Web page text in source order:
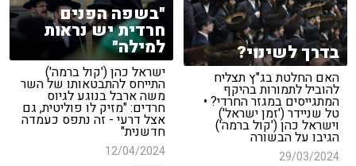
"בשפה הפנים
חרדית יש נראות
למילה"
ישראל כהן ('קול ברמה')
התייחס להתבטאותו של השר
משה ארבל בנוגע לגיוס
חרדים: "מזיק לו פוליטית, גם
אצל דרעי - זה נתפס כעמדה
חדשנית"
12/04/2024
בדרך לשינוי?
האם החלטת בג"ץ תצליח
להוביל לתמורות בהיקף
המתגייסים במגזר החרדי? •
טל שניידר ('זמן ישראל')
וישראל כהן ('קול ברמה')
הגיבו על הבשורה
29/03/2024